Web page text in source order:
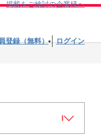
掲載をご検討の企業様へ
登録（無料） ログイン